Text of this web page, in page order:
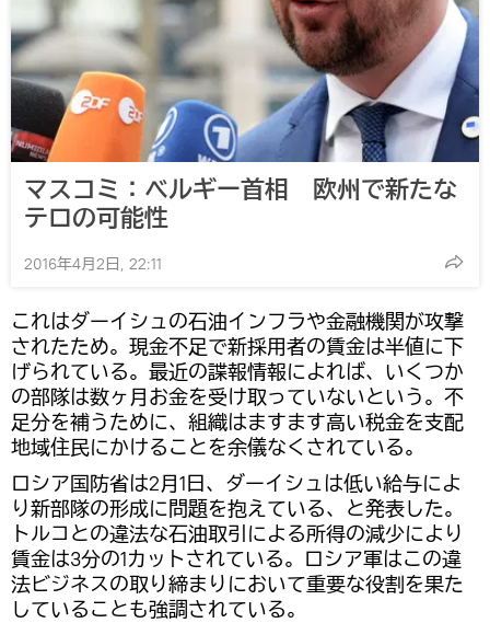
マスコミ：ベルギー首相 欧州で新たな
テロの可能性
2016年4月2日, 22:11
これはダーイシュの石油インフラや金融機関が攻撃
されたため。現金不足で新採用者の賃金は半値に下
げられている。最近の諜報情報によれば、いくつか
の部隊は数ヶ月お金を受け取っていないという。不
足分を補うために、組織はますます高い税金を支配
地域住民にかけることを余儀なくされている。
ロシア国防省は2月1日、ダーイシュは低い給与によ
り新部隊の形成に問題を抱えている、と発表した。
トルコとの違法な石油取引による所得の減少により
賃金は3分の1カットされている。ロシア軍はこの違
法ビジネスの取り締まりにおいて重要な役割を果た
していることも強調されている。